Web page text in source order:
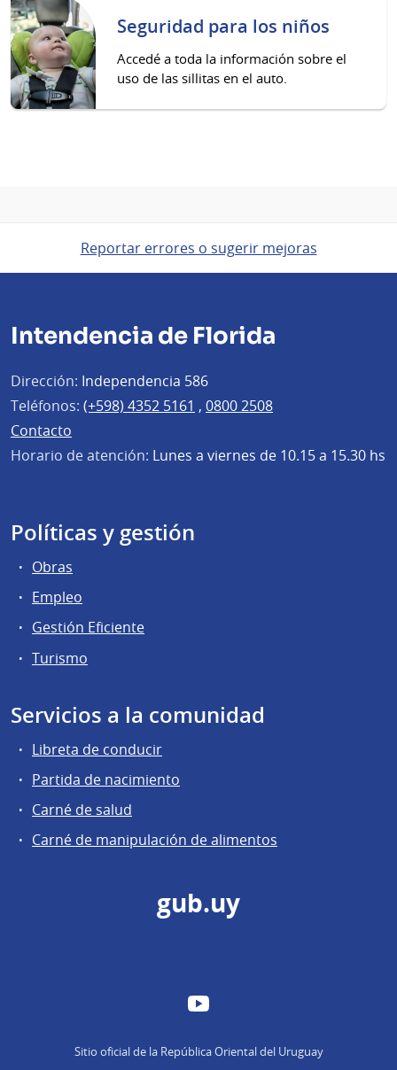
Seguridad para los niños
Accedé a toda la información sobre el
uso de las sillitas en el auto.
Reportar errores o sugerir mejoras
Intendencia de Florida
Dirección: Independencia 586
Teléfonos: (+598) 4352 5161 , 0800 2508
Contacto
Horario de atención: Lunes a viernes de 10.15 a 15.30 hs
Políticas y gestión
Obras
Empleo
Gestión Eficiente
Turismo
Servicios a la comunidad
Libreta de conducir
Partida de nacimiento
Carné de salud
Carné de manipulación de alimentos
gub.uy
YouTube
Sitio oficial de la República Oriental del Uruguay